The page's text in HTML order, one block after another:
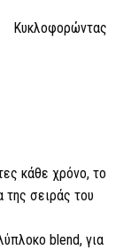
Κυκλοφορώντας
κάθε χρόνο, το
της σειράς του
blend, για